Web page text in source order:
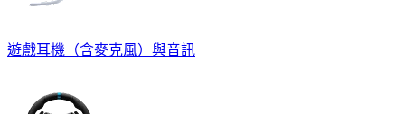
遊戲耳機（含麥克風）與音訊